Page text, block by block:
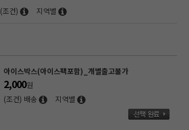
(조건) 지역별
아이스박스(아이스팩포함)_개별출고불가
2,000원
(조건) 배송
지역별